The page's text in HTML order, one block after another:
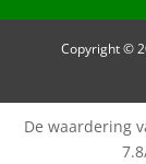
Copyright ©
De waardering